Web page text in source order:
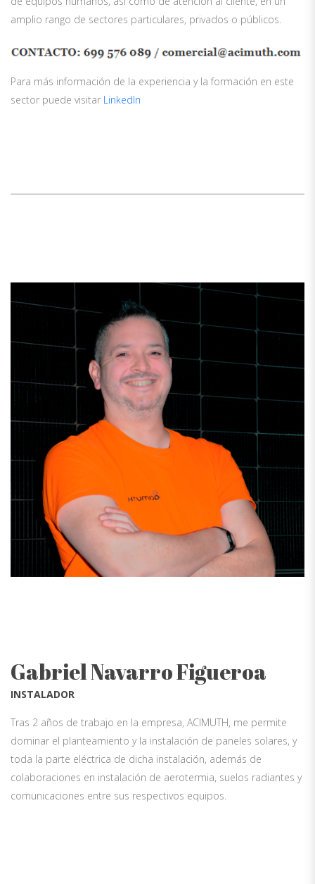
amplio rango de sectores particulares, privados o públicos.
Para más información de la experiencia y la formación en este
sector puede visitar LinkedIn
Gabriel Navarro Figueroa
INSTALADOR
Tras 2 años de trabajo en la empresa, ACIMUTH, me permite
dominar el planteamiento y la instalación de paneles solares, y
toda la parte eléctrica de dicha instalación, además de
colaboraciones en instalación de aerotermia, suelos radiantes y
comunicaciones entre sus respectivos equipos.